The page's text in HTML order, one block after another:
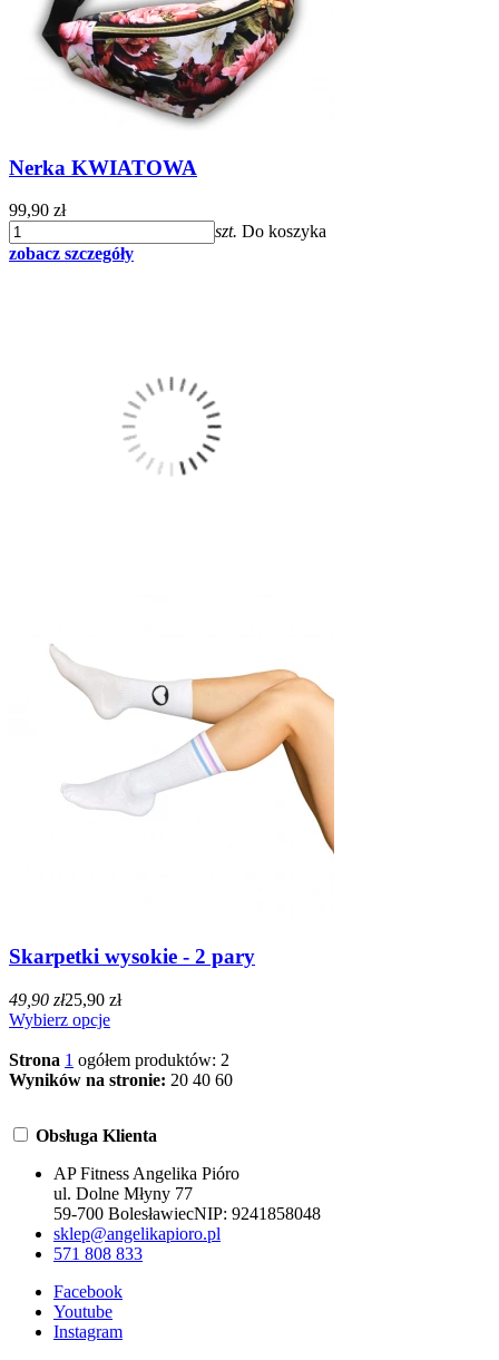
Nerka KWIATOWA
99,90 zł
szt. Do koszyka
zobacz szczegóły
Skarpetki wysokie - 2 pary
49,90 zł25,90 zł
Wybierz opcje
Strona 1 ogółem produktów: 2
Wyników na stronie: 20 40 60
Obsługa Klienta
AP Fitness Angelika Pióro
ul. Dolne Młyny 77
59-700 BolesławiecNIP: 9241858048
sklep@angelikapioro.pl
571 808 833
Facebook
Youtube
Instagram